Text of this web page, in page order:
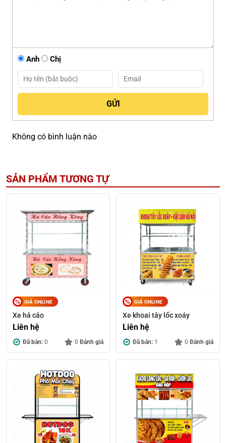
Anh Chị
Không có bình luận nào
SẢN PHẨM TƯƠNG TỰ
GIÁ ONLINE
Xe há cảo
Liên hệ
Đã bán: 0 0 Đánh giá
GIÁ ONLINE
Xe khoai tây lốc xoáy
Liên hệ
Đã bán: 1 0 Đánh giá